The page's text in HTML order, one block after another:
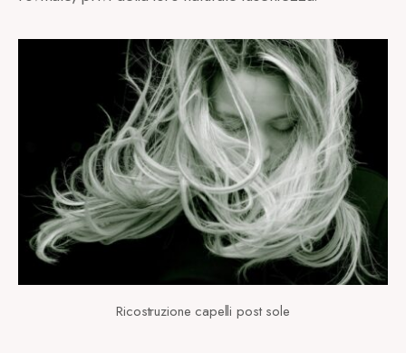
Ricostruzione capelli post sole